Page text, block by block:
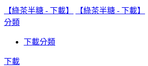
【綠茶半糖 - 下載】
【綠茶半糖 - 下載】
分類
下載分類
下載